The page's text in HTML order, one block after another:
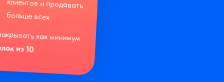
больше всех
как минимум
из 10